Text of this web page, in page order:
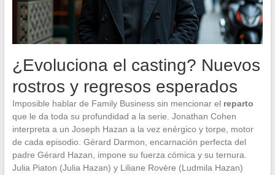
¿Evoluciona el casting? Nuevos
rostros y regresos esperados
Imposible hablar de Family Business sin mencionar el reparto
que le da toda su profundidad a la serie. Jonathan Cohen
interpreta a un Joseph Hazan a la vez enérgico y torpe, motor
de cada episodio. Gérard Darmon, encarnación perfecta del
padre Gérard Hazan, impone su fuerza cómica y su ternura.
Julia Piaton (Julia Hazan) y Liliane Rovère (Ludmila Hazan)